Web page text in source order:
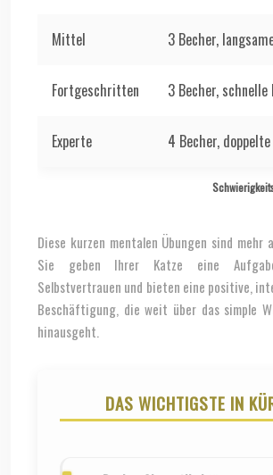
Mittel 3 Becher,
Fortgeschritten 3 Becher,
Experte 4 Becher,
Diese kurzen mentalen Übungen sind mehr
Sie geben Ihrer Katze eine
Selbstvertrauen und bieten eine positive,
Beschäftigung, die weit über das simple
hinausgeht.
DAS WICHTIGSTE IN